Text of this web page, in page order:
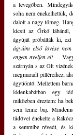
a levegőben.
soha nem énekelhettük,
dalolt a nagy tömeg.
kicsit az Őrkő
ágyúját próbálták ki,
ágyúim első lövése
engem nyeljen el!  –
szárnyán s az Olt
megmaradt pilléreihez,
ágyúöntő. Mellettem
lódenkabátban egy
miközben éreztem: ha
sem lenne baj.
tüdővel énekelte a
a semmibe révedt, és